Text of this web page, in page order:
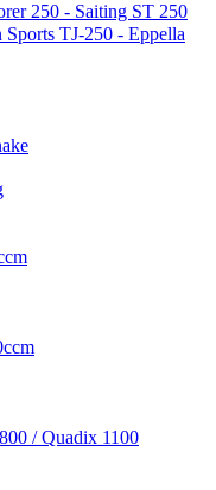
250 - Saiting ST 250
TJ-250 - Eppella
/ Quadix 1100